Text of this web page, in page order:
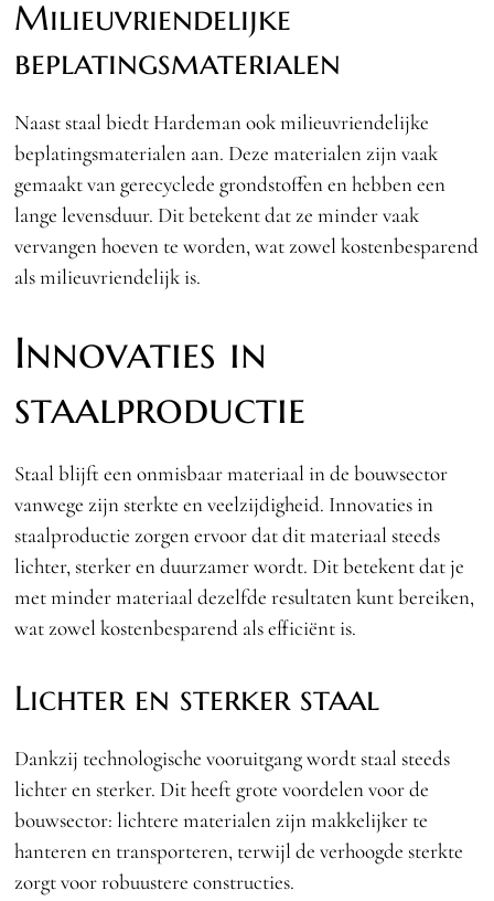
Milieuvriendelijke
beplatingsmaterialen
Naast staal biedt Hardeman ook milieuvriendelijke
beplatingsmaterialen aan. Deze materialen zijn vaak
gemaakt van gerecyclede grondstoffen en hebben een
lange levensduur. Dit betekent dat ze minder vaak
vervangen hoeven te worden, wat zowel kostenbesparend
als milieuvriendelijk is.
Innovaties in
staalproductie
Staal blijft een onmisbaar materiaal in de bouwsector
vanwege zijn sterkte en veelzijdigheid. Innovaties in
staalproductie zorgen ervoor dat dit materiaal steeds
lichter, sterker en duurzamer wordt. Dit betekent dat je
met minder materiaal dezelfde resultaten kunt bereiken,
wat zowel kostenbesparend als efficiënt is.
Lichter en sterker staal
Dankzij technologische vooruitgang wordt staal steeds
lichter en sterker. Dit heeft grote voordelen voor de
bouwsector: lichtere materialen zijn makkelijker te
hanteren en transporteren, terwijl de verhoogde sterkte
zorgt voor robuustere constructies.